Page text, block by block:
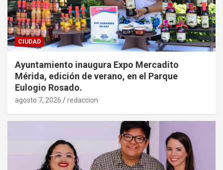
CIUDAD
Ayuntamiento inaugura Expo Mercadito
Mérida, edición de verano, en el Parque
Eulogio Rosado.
agosto 7, 2026 redaccion